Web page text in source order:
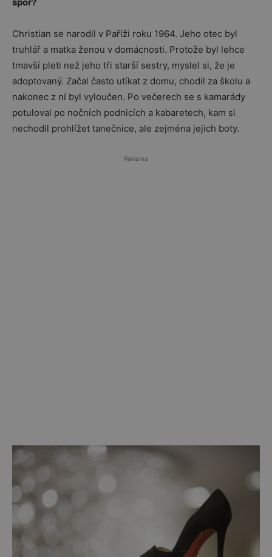
Christian se narodil v Paříži roku 1964. Jeho otec byl
truhlář a matka ženou v domácnosti. Protože byl lehce
tmavší pleti než jeho tři starší sestry, myslel si, že je
adoptovaný. Začal často utíkat z domu, chodil za školu a
nakonec z ní byl vyloučen. Po večerech se s kamarády
potuloval po nočních podnicích a kabaretech, kam si
nechodil prohlížet tanečnice, ale zejména jejich boty.
Reklama